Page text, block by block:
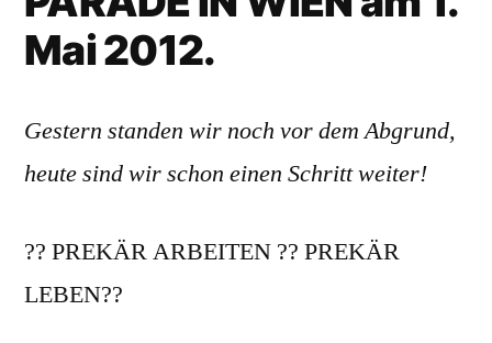
Mai 2012.
Gestern standen wir noch vor dem Abgrund,
heute sind wir schon einen Schritt weiter!
?? PREKÄR ARBEITEN ?? PREKÄR
LEBEN??